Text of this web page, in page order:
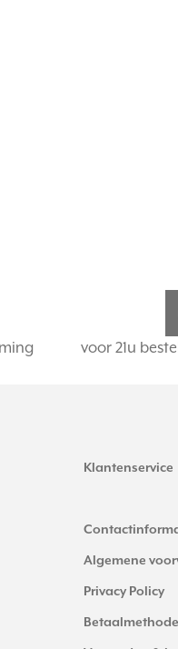
voor 21u
Klantenservice
Algemene
Privacy Policy